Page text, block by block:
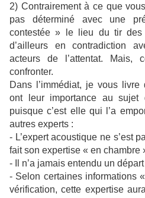
2) Contrairement à ce que
pas déterminé avec une
contestée » le lieu du tir
d’ailleurs en contradiction
acteurs de l’attentat.
confronter.
Dans l’immédiat, je vous
ont leur importance au sujet
puisque c’est elle qui l’a
autres experts :
- L’expert acoustique ne s’est
fait son expertise « en chambre
- Il n’a jamais entendu un
- Selon certaines informations
vérification, cette expertise